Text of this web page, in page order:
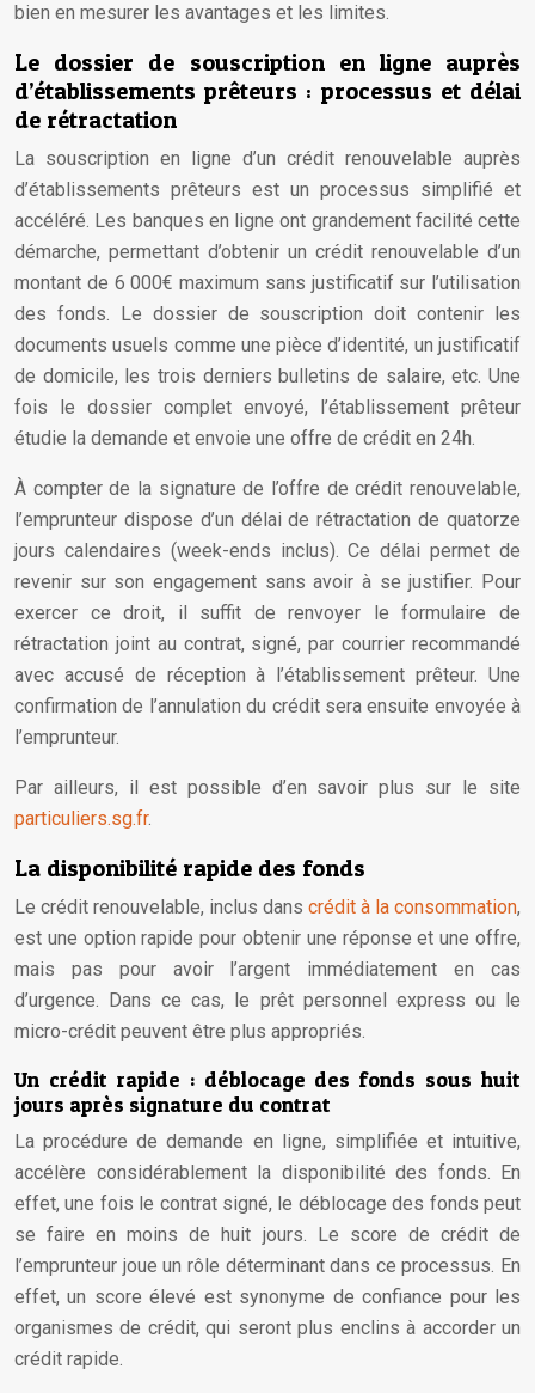
bien en mesurer les avantages et les limites.
Le dossier de souscription en ligne auprès
d’établissements prêteurs : processus et délai
de rétractation
La souscription en ligne d’un crédit renouvelable auprès
d’établissements prêteurs est un processus simplifié et
accéléré. Les banques en ligne ont grandement facilité cette
démarche, permettant d’obtenir un crédit renouvelable d’un
montant de 6 000€ maximum sans justificatif sur l’utilisation
des fonds. Le dossier de souscription doit contenir les
documents usuels comme une pièce d’identité, un justificatif
de domicile, les trois derniers bulletins de salaire, etc. Une
fois le dossier complet envoyé, l’établissement prêteur
étudie la demande et envoie une offre de crédit en 24h.
À compter de la signature de l’offre de crédit renouvelable,
l’emprunteur dispose d’un délai de rétractation de quatorze
jours calendaires (week-ends inclus). Ce délai permet de
revenir sur son engagement sans avoir à se justifier. Pour
exercer ce droit, il suffit de renvoyer le formulaire de
rétractation joint au contrat, signé, par courrier recommandé
avec accusé de réception à l’établissement prêteur. Une
confirmation de l’annulation du crédit sera ensuite envoyée à
l’emprunteur.
Par ailleurs, il est possible d’en savoir plus sur le site
particuliers.sg.fr.
La disponibilité rapide des fonds
Le crédit renouvelable, inclus dans crédit à la consommation,
est une option rapide pour obtenir une réponse et une offre,
mais pas pour avoir l’argent immédiatement en cas
d’urgence. Dans ce cas, le prêt personnel express ou le
micro-crédit peuvent être plus appropriés.
Un crédit rapide : déblocage des fonds sous huit
jours après signature du contrat
La procédure de demande en ligne, simplifiée et intuitive,
accélère considérablement la disponibilité des fonds. En
effet, une fois le contrat signé, le déblocage des fonds peut
se faire en moins de huit jours. Le score de crédit de
l’emprunteur joue un rôle déterminant dans ce processus. En
effet, un score élevé est synonyme de confiance pour les
organismes de crédit, qui seront plus enclins à accorder un
crédit rapide.